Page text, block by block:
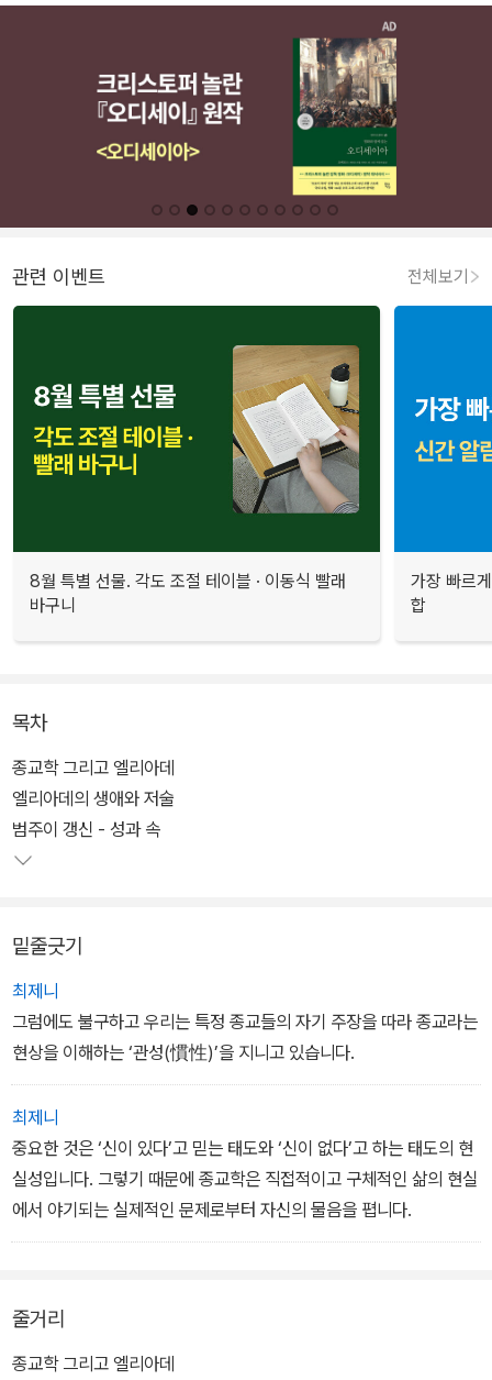
관련 이벤트 전체보기
8월 특별 선물. 각도 조절 테이블 · 이동식 빨래
바구니
가장 빠르
합
목차
종교학 그리고 엘리아데
엘리아데의 생애와 저술
범주이 갱신 - 성과 속
밑줄긋기
최제니
그럼에도 불구하고 우리는 특정 종교들의 자기 주장을 따라 종교라는
현상을 이해하는 ‘관성(慣性)’을 지니고 있습니다.
최제니
중요한 것은 ‘신이 있다’고 믿는 태도와 ‘신이 없다’고 하는 태도의 현
실성입니다. 그렇기 때문에 종교학은 직접적이고 구체적인 삶의 현실
에서 야기되는 실제적인 문제로부터 자신의 물음을 폅니다.
줄거리
종교학 그리고 엘리아데